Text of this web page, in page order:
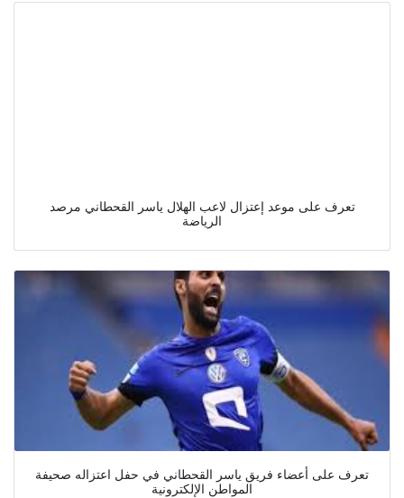
تعرف على موعد إعتزال لاعب الهلال ياسر القحطاني مرصد
الرياضة
تعرف على أعضاء فريق ياسر القحطاني في حفل اعتزاله صحيفة
المواطن الإلكترونية